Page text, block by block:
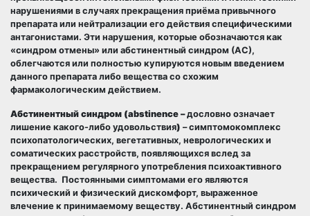
нарушениями в случаях прекращения приёма привычного
препарата или нейтрализации его действия специфическими
антагонистами. Эти нарушения, которые обозначаются как
«синдром отмены» или абстинентный синдром (АС),
облегчаются или полностью купируются новым введением
данного препарата либо вещества со схожим
фармакологическим действием.
Абстинентный синдром (abstinence –дословно означает
лишение какого-либо удовольствия) – симптомокомплекс
психопатологических, вегетативных, неврологических и
соматических расстройств, появляющихся вслед за
прекращением регулярного употребления психоактивного
вещества. Постоянными симптомами его являются
психический и физический дискомфорт, выраженное
влечение к принимаемому веществу. Абстинентный синдром